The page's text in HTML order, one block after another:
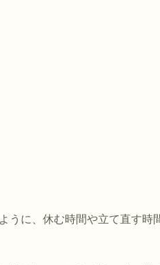
うに、休む時間や立て直す時